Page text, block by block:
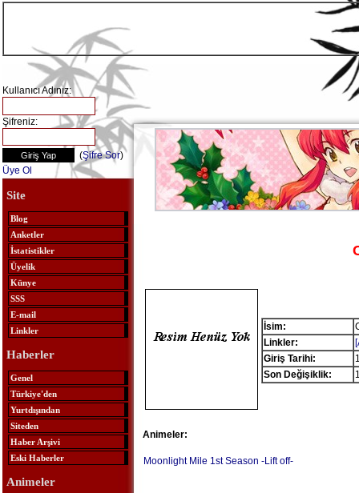
Kullanıcı Adınız:
Şifreniz:
(Şifre Sor)
Üye Ol
Site
Blog
Anketler
İstatistikler
Üyelik
Künye
SSS
E-mail
Linkler
Haberler
Genel
Türkiye'den
Yurtdışından
Siteden
Haber Arşivi
Eski Haberler
Animeler
İsim:
Linkler:
Giriş Tarihi:
Son Değişiklik:
Animeler:
Moonlight Mile 1st Season -Lift off-